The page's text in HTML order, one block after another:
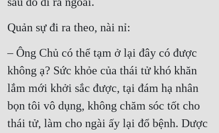
Quản sự đi ra theo, nài nỉ:
– Ông Chủ có thể tạm ở lại đây có được
không ạ? Sức khỏe của thái tử khó khăn
lắm mới khởi sắc được, tại đám hạ nhân
bọn tôi vô dụng, không chăm sóc tốt cho
thái tử, làm cho ngài ấy lại đổ bệnh. Dược